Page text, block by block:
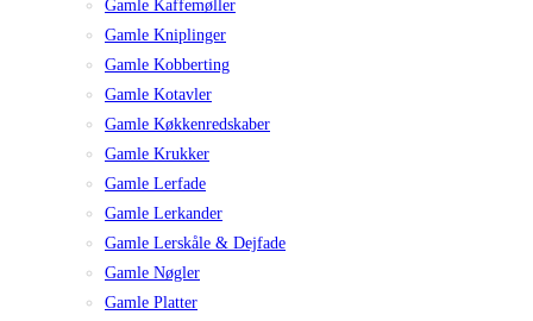
Gamle Kaffemøller
Gamle Kniplinger
Gamle Kobberting
Gamle Kotavler
Gamle Køkkenredskaber
Gamle Krukker
Gamle Lerfade
Gamle Lerkander
Gamle Lerskåle & Dejfade
Gamle Nøgler
Gamle Platter